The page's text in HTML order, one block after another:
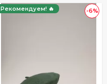
-6%
Рекомендуем! 🔥